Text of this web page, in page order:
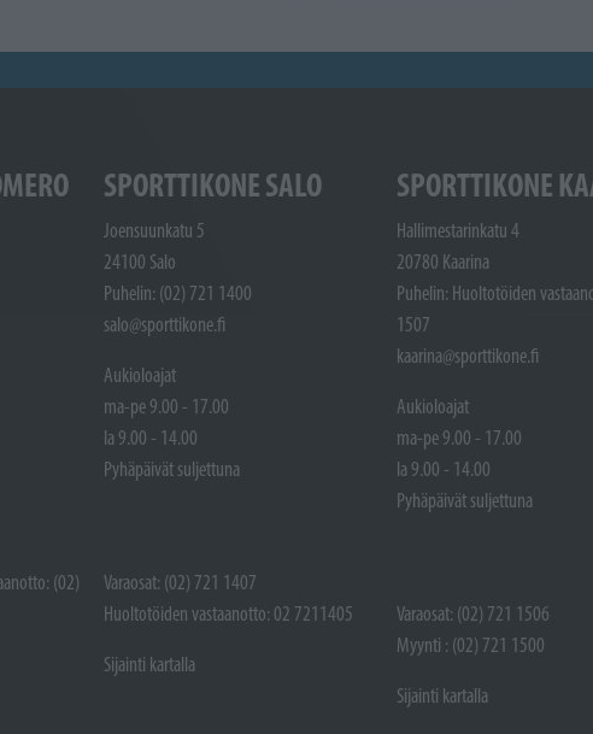
(02)
SPORTTIKONE SALO
Joensuunkatu 5
24100 Salo
Puhelin: (02) 721 1400
salo@sporttikone.fi
Aukioloajat
ma-pe 9.00 - 17.00
la 9.00 - 14.00
Pyhäpäivät suljettuna
Varaosat: (02) 721 1407
Huoltotöiden vastaanotto: 02 7211405
Sijainti kartalla
SPORTTIKONE
Hallimestarinkatu 4
20780 Kaarina
Puhelin: Huoltotöiden
1507
kaarina@sporttikone.fi
Aukioloajat
ma-pe 9.00 - 17.00
la 9.00 - 14.00
Pyhäpäivät suljettuna
Varaosat: (02) 721 1506
Myynti : (02) 721 1500
Sijainti kartalla